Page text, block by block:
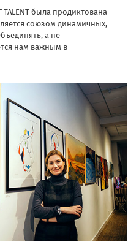
TALENT была продиктована
союзом динамичных,
а не
нам важным в